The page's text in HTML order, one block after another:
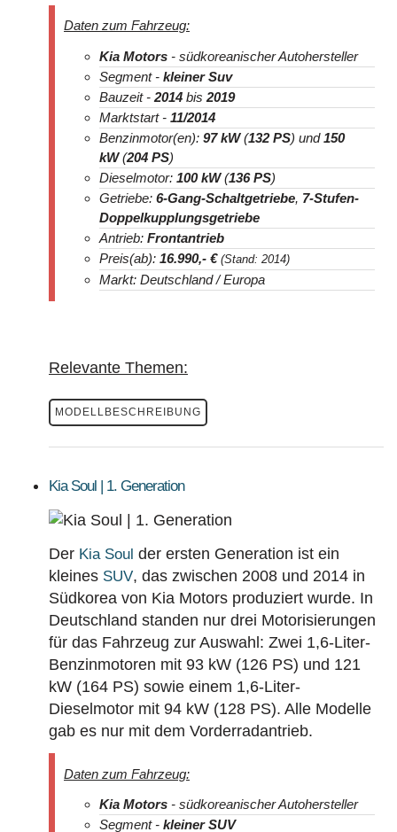
Daten zum Fahrzeug:
Kia Motors - südkoreanischer Autohersteller
Segment - kleiner Suv
Bauzeit - 2014 bis 2019
Marktstart - 11/2014
Benzinmotor(en): 97 kW(132 PS) und150
kW(204 PS)
Dieselmotor: 100 kW(136 PS)
Getriebe: 6-Gang-Schaltgetriebe, 7-Stufen-
Doppelkupplungsgetriebe
Antrieb: Frontantrieb
Preis(ab): 16.990,- € (Stand: 2014)
Markt: Deutschland / Europa
Relevante Themen:
MODELLBESCHREIBUNG
Kia Soul | 1. Generation
Der Kia Soul der ersten Generation ist ein
kleines SUV, das zwischen 2008 und 2014 in
Südkorea von Kia Motors produziert wurde. In
Deutschland standen nur drei Motorisierungen
für das Fahrzeug zur Auswahl: Zwei 1,6-Liter-
Benzinmotoren mit 93 kW (126 PS) und 121
kW (164 PS) sowie einem 1,6-Liter-
Dieselmotor mit 94 kW (128 PS). Alle Modelle
gab es nur mit dem Vorderradantrieb.
Daten zum Fahrzeug:
Kia Motors - südkoreanischer Autohersteller
Segment - kleiner SUV